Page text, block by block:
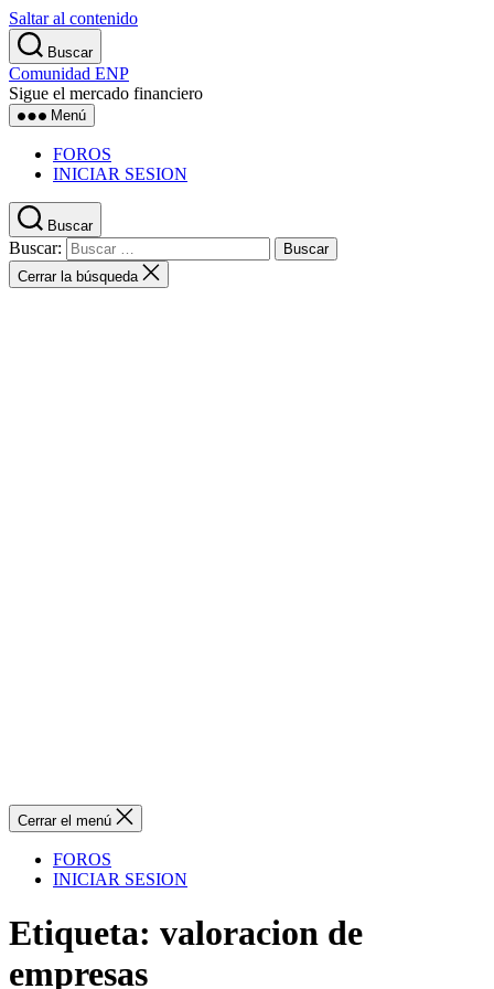
Saltar al contenido
Buscar
Comunidad ENP
Sigue el mercado financiero
Menú
FOROS
INICIAR SESION
Buscar
Buscar:
Cerrar la búsqueda
Cerrar el menú
FOROS
INICIAR SESION
Etiqueta: valoracion de
empresas